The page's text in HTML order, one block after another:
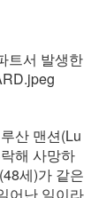
산 맨션(Lu
해 사망하
세)가 같은